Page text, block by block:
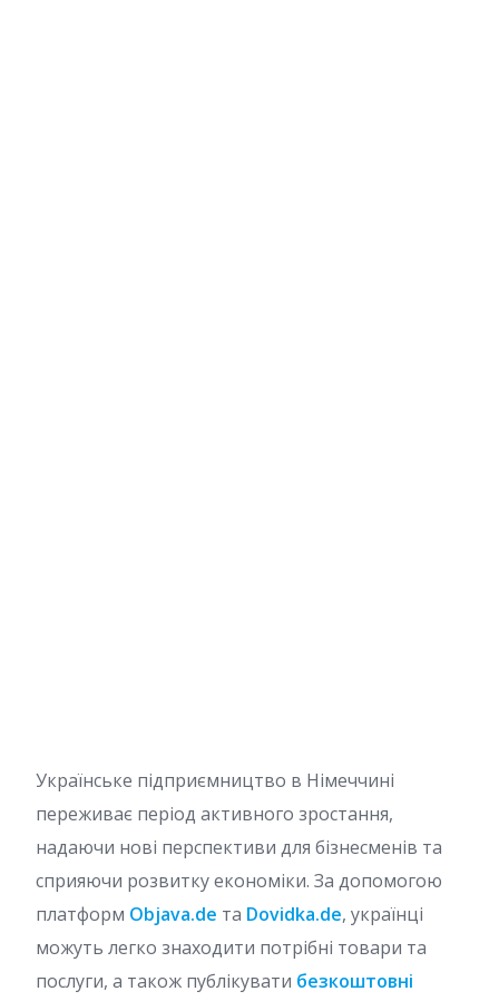
Українське підприємництво в Німеччині
переживає період активного зростання,
надаючи нові перспективи для бізнесменів та
сприяючи розвитку економіки. За допомогою
платформ Objava.de та Dovidka.de, українці
можуть легко знаходити потрібні товари та
послуги, а також публікувати безкоштовні